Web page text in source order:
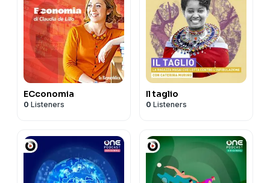
ECconomia
0 Listeners
Il taglio
0 Listeners